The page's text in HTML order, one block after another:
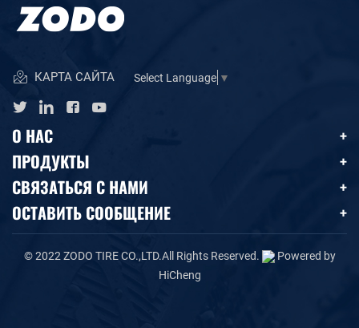
КАРТА САЙТА Select Language ▼
О НАС
ПРОДУКТЫ
СВЯЗАТЬСЯ С НАМИ
ОСТАВИТЬ СООБЩЕНИЕ
© 2022 ZODO TIRE CO.,LTD.All Rights Reserved.
Powered by
HiCheng